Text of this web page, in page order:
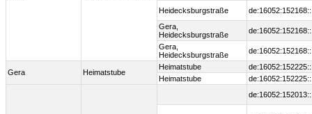
Heidecksburgstraße
Gera,
Heidecksburgstraße
Gera,
Heidecksburgstraße
Gera Heimatstube
Heimatstube
Heimatstube